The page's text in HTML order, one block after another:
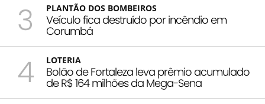
3 PLANTÃO DOS BOMBEIROS
Veículo fica destruído por incêndio em
Corumbá
4 LOTERIA
Bolão de Fortaleza leva prêmio acumulado
de R$ 164 milhões da Mega-Sena